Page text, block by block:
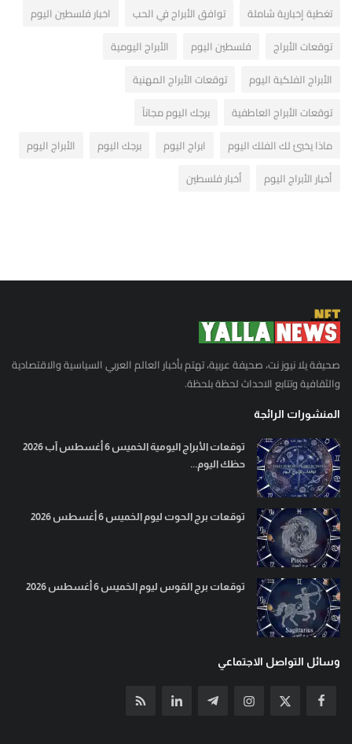
تغطية إخبارية شاملة
توافق الأبراج في الحب
اخبار فلسطين اليوم
توقعات الأبراج
فلسطين اليوم
الأبراج اليومية
الأبراج الفلكية اليوم
توقعات الأبراج المهنية
توقعات الأبراج العاطفية
برجك اليوم مجاناً
ماذا يخبئ لك الفلك اليوم
ابراج اليوم برجك اليوم
الأبراج اليوم
أخبار الأبراج اليوم
أخبار فلسطين
صحيفة يلا نيوز نت، صحيفة عربية، تهتم بأخبار العالم العربي السياسية والاقتصادية
والثقافية وتتابع الاحداث لحظة بلحظة.
المنشورات الرائجة
توقعات الأبراج اليومية الخميس 6 أغسطس آب 2026
حظك اليوم...
توقعات برج الحوت ليوم الخميس 6 أغسطس 2026
توقعات برج القوس ليوم الخميس 6 أغسطس 2026
وسائل التواصل الاجتماعي